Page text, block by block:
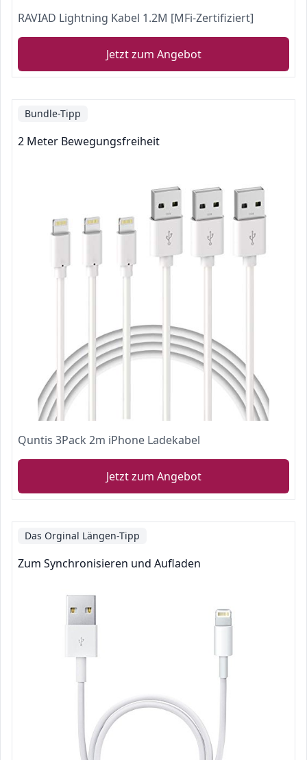
RAVIAD Lightning Kabel 1.2M [MFi-Zertifiziert]
Jetzt zum Angebot
Bundle-Tipp
2 Meter Bewegungsfreiheit
Quntis 3Pack 2m iPhone Ladekabel
Jetzt zum Angebot
Das Orginal Längen-Tipp
Zum Synchronisieren und Aufladen